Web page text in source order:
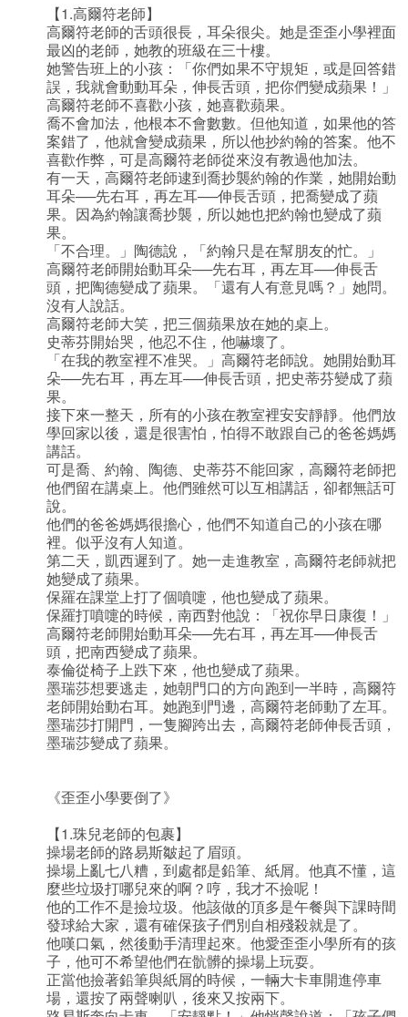
【1.高爾符老師】
高爾符老師的舌頭很長，耳朵很尖。她是歪歪小學裡面
最凶的老師，她教的班級在三十樓。
她警告班上的小孩：「你們如果不守規矩，或是回答錯
誤，我就會動動耳朵，伸長舌頭，把你們變成蘋果！」
高爾符老師不喜歡小孩，她喜歡蘋果。
喬不會加法，他根本不會數數。但他知道，如果他的答
案錯了，他就會變成蘋果，所以他抄約翰的答案。他不
喜歡作弊，可是高爾符老師從來沒有教過他加法。
有一天，高爾符老師逮到喬抄襲約翰的作業，她開始動
耳朵──先右耳，再左耳──伸長舌頭，把喬變成了蘋
果。因為約翰讓喬抄襲，所以她也把約翰也變成了蘋
果。
「不合理。」陶德說，「約翰只是在幫朋友的忙。」
高爾符老師開始動耳朵──先右耳，再左耳──伸長舌
頭，把陶德變成了蘋果。「還有人有意見嗎？」她問。
沒有人說話。
高爾符老師大笑，把三個蘋果放在她的桌上。
史蒂芬開始哭，他忍不住，他嚇壞了。
「在我的教室裡不准哭。」高爾符老師說。她開始動耳
朵──先右耳，再左耳──伸長舌頭，把史蒂芬變成了蘋
果。
接下來一整天，所有的小孩在教室裡安安靜靜。他們放
學回家以後，還是很害怕，怕得不敢跟自己的爸爸媽媽
講話。
可是喬、約翰、陶德、史蒂芬不能回家，高爾符老師把
他們留在講桌上。他們雖然可以互相講話，卻都無話可
說。
他們的爸爸媽媽很擔心，他們不知道自己的小孩在哪
裡。似乎沒有人知道。
第二天，凱西遲到了。她一走進教室，高爾符老師就把
她變成了蘋果。
保羅在課堂上打了個噴嚏，他也變成了蘋果。
保羅打噴嚏的時候，南西對他說：「祝你早日康復！」
高爾符老師開始動耳朵──先右耳，再左耳──伸長舌
頭，把南西變成了蘋果。
泰倫從椅子上跌下來，他也變成了蘋果。
墨瑞莎想要逃走，她朝門口的方向跑到一半時，高爾符
老師開始動右耳。她跑到門邊，高爾符老師動了左耳。
墨瑞莎打開門，一隻腳跨出去，高爾符老師伸長舌頭，
墨瑞莎變成了蘋果。
《歪歪小學要倒了》
【1.珠兒老師的包裹】
操場老師的路易斯皺起了眉頭。
操場上亂七八糟，到處都是鉛筆、紙屑。他真不懂，這
麼些垃圾打哪兒來的啊？哼，我才不撿呢！
他的工作不是撿垃圾。他該做的頂多是午餐與下課時間
發球給大家，還有確保孩子們別自相殘殺就是了。
他嘆口氣，然後動手清理起來。他愛歪歪小學所有的孩
子，他可不希望他們在骯髒的操場上玩耍。
正當他撿著鉛筆與紙屑的時候，一輛大卡車開進停車
場，還按了兩聲喇叭，後來又按兩下。